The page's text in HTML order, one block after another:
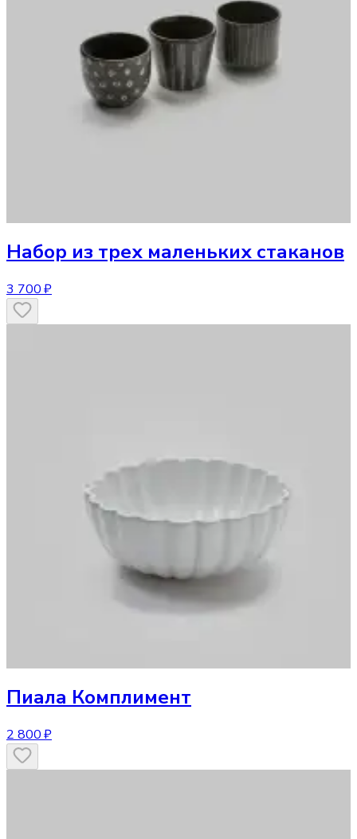
Набор из трех маленьких стаканов
3 700 ₽
Пиала Комплимент
2 800 ₽